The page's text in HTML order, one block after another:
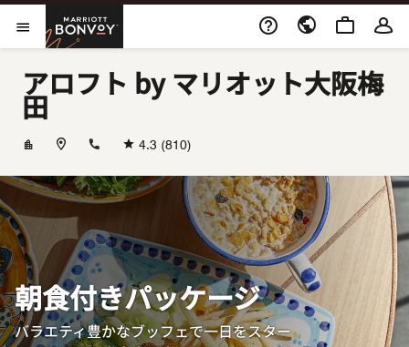
Skip to Content
メニューを開く
Marriott Bonvoy
アロフト by マリオット大阪梅
田
+81647966662
4.3 (810)
朝食付きパッケージ
バラエティ豊かなブッフェで一日をスター